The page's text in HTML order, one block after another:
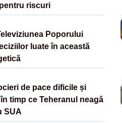
riscuri
Poporului
luate în această
de pace dificile și
timp ce Teheranul neagă
SUA